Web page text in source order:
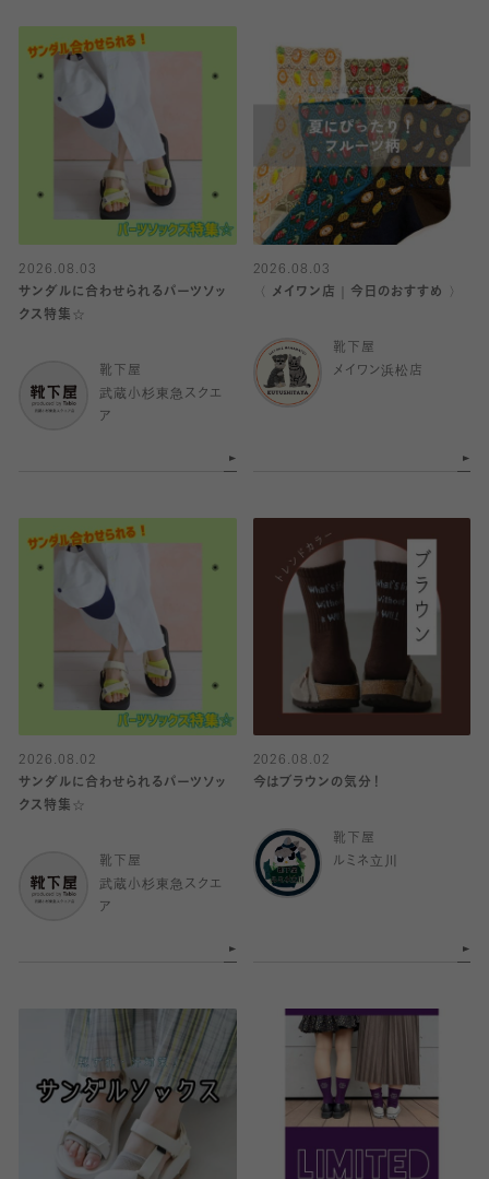
2026.08.03
サンダルに合わせられるパーツソッ
クス特集☆
靴下屋
武蔵小杉東急スクエ
ア
2026.08.03
〈 メイワン店｜今日のおすすめ 〉
靴下屋
メイワン浜松店
2026.08.02
サンダルに合わせられるパーツソッ
クス特集☆
靴下屋
武蔵小杉東急スクエ
ア
2026.08.02
今はブラウンの気分！
靴下屋
ルミネ立川